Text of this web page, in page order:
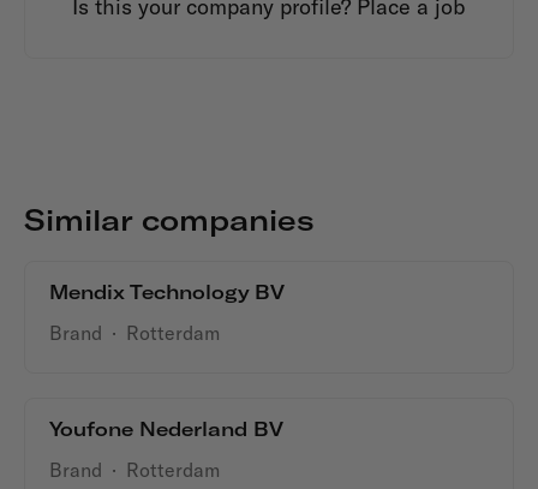
Is this your company profile? Place a job
Similar companies
Mendix Technology BV
Brand · Rotterdam
Youfone Nederland BV
Brand · Rotterdam